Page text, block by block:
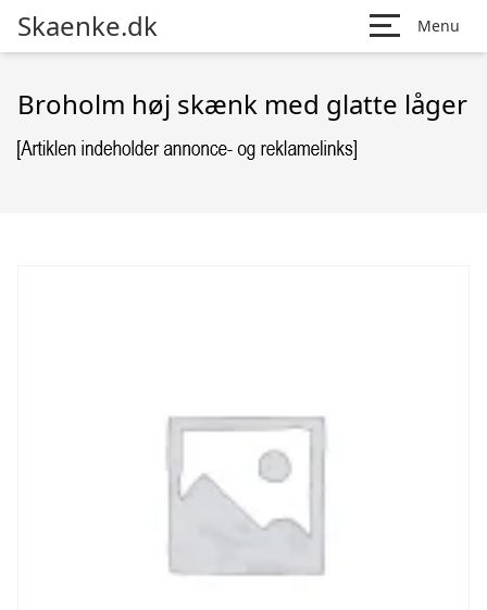
Skaenke.dk Menu
Broholm høj skænk med glatte låger